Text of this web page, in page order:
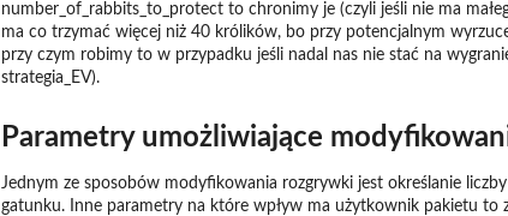
number_of_rabbits_to_protect to chronimy je (czyli jeśli nie ma
ma co trzymać więcej niż 40 królików, bo przy potencjalnym
przy czym robimy to w przypadku jeśli nadal nas nie stać na
strategia_EV).
Parametry umożliwiające
Jednym ze sposobów modyfikowania rozgrywki jest określanie
gatunku. Inne parametry na które wpływ ma użytkownik pakietu to